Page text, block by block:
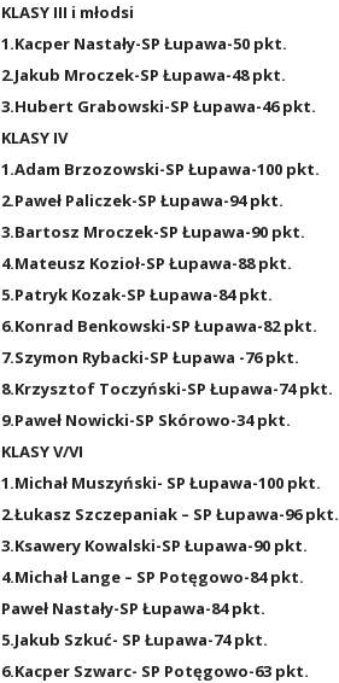
KLASY III i młodsi
1.Kacper Nastały-SP Łupawa-50 pkt.
2.Jakub Mroczek-SP Łupawa-48 pkt.
3.Hubert Grabowski-SP Łupawa-46 pkt.
KLASY IV
1.Adam Brzozowski-SP Łupawa-100 pkt.
2.Paweł Paliczek-SP Łupawa-94 pkt.
3.Bartosz Mroczek-SP Łupawa-90 pkt.
4.Mateusz Kozioł-SP Łupawa-88 pkt.
5.Patryk Kozak-SP Łupawa-84 pkt.
6.Konrad Benkowski-SP Łupawa-82 pkt.
7.Szymon Rybacki-SP Łupawa -76 pkt.
8.Krzysztof Toczyński-SP Łupawa-74 pkt.
9.Paweł Nowicki-SP Skórowo-34 pkt.
KLASY V/VI
1.Michał Muszyński- SP Łupawa-100 pkt.
2.Łukasz Szczepaniak – SP Łupawa-96 pkt.
3.Ksawery Kowalski-SP Łupawa-90 pkt.
4.Michał Lange – SP Potęgowo-84 pkt.
Paweł Nastały-SP Łupawa-84 pkt.
5.Jakub Szkuć- SP Łupawa-74 pkt.
6.Kacper Szwarc- SP Potęgowo-63 pkt.